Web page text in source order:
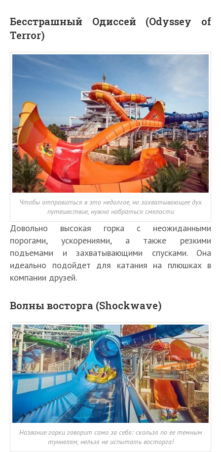
Бесстрашный Одиссей (Odyssey of
Terror)
Чтобы отправиться в это недолгое, но захватывающее дух
путешествие, нужно набраться смелости
Довольно высокая горка с неожиданными
порогами, ускорениями, а также резкими
подъемами и захватывающими спусками. Она
идеально подойдет для катания на плюшках в
компании друзей.
Волны восторга (Shockwave)
Название горки говорит само за себя: скользя по ее темным
туннелям, нельзя не испытать восторга!